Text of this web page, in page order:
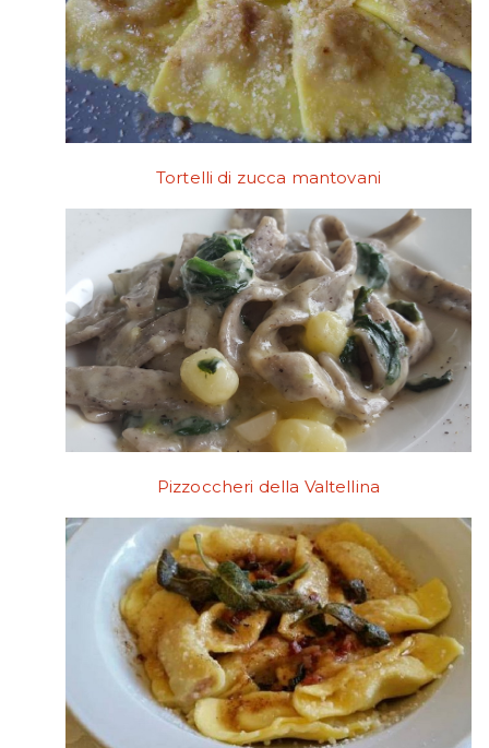
Tortelli di zucca mantovani
Pizzoccheri della Valtellina